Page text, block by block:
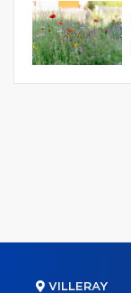
VILLERAY